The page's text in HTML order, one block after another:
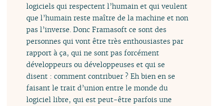
logiciels qui respectent l’humain et qui veulent
que l’humain reste maître de la machine et non
pas l’inverse. Donc Framasoft ce sont des
personnes qui vont être très enthousiastes par
rapport à ça, qui ne sont pas forcément
développeurs ou développeuses et qui se
disent : comment contribuer ? Eh bien en se
faisant le trait d’union entre le monde du
logiciel libre, qui est peut-être parfois une